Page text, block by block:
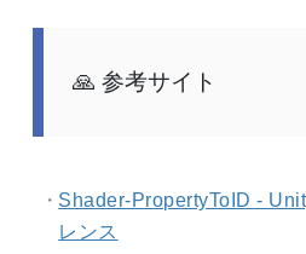
参考サイト
Shader-PropertyToID -
レンス